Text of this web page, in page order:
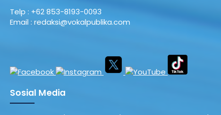
Telp : +62 853-8193-0093
Email : redaksi@vokalpublika.com
Sosial Media